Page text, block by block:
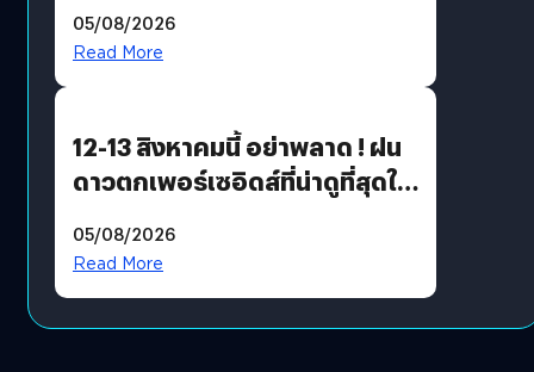
05/08/2026
Read More
12-13 สิงหาคมนี้ อย่าพลาด ! ฝน
ดาวตกเพอร์เซอิดส์ที่น่าดูที่สุดใน
05/08/2026
Read More